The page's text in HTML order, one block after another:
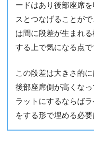
ードはあり後部座席
スとつなげることが
は間に段差が生まれ
する上で気になる点で
この段差は大きさ的
後部座席側が高くな
ラットにするならば
をする形で埋める必要